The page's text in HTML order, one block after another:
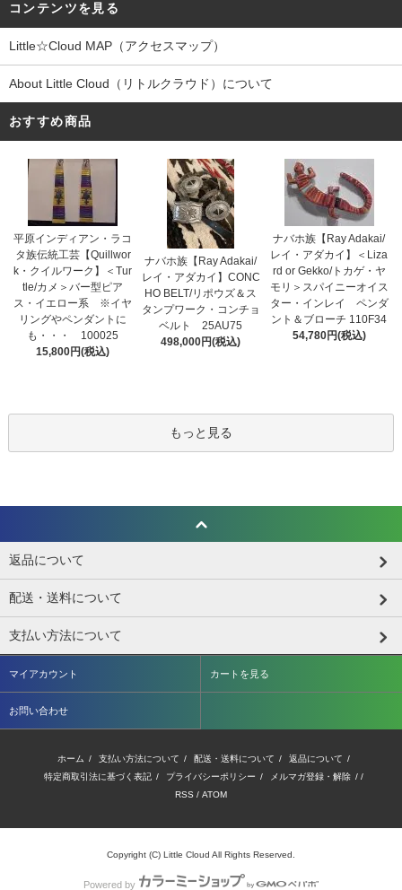
コンテンツを見る
Little☆Cloud MAP（アクセスマップ）
About Little Cloud（リトルクラウド）について
おすすめ商品
平原インディアン・ラコ
タ族伝統工芸【Quillwor
k・クイルワーク】＜Tur
tle/カメ＞バー型ピア
ス・イエロー系 ※イヤ
リングやペンダントに
も・・・ 100025
15,800円(税込)
ナバホ族【Ray Adakai/
レイ・アダカイ】CONC
HO BELT/リポウズ＆ス
タンプワーク・コンチョ
ベルト 25AU75
498,000円(税込)
ナバホ族【Ray Adakai/
レイ・アダカイ】＜Liza
rd or Gekko/トカゲ・ヤ
モリ＞スパイニーオイス
ター・インレイ ペンダ
ント＆ブローチ 110F34
54,780円(税込)
もっと見る
返品について
配送・送料について
支払い方法について
マイアカウント カートを見る
お問い合わせ
ホーム / 支払い方法について / 配送・送料について / 返品について /
特定商取引法に基づく表記 / プライバシーポリシー / メルマガ登録・解除 / /
RSS / ATOM
Copyright (C) Little Cloud All Rights Reserved.
Powered by